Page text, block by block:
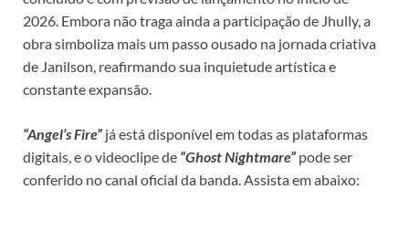
2026. Embora não traga ainda a participação de Jhully, a
obra simboliza mais um passo ousado na jornada criativa
de Janilson, reafirmando sua inquietude artística e
constante expansão.​
“Angel’s Fire” já está disponível em todas as plataformas
digitais, e o videoclipe de “Ghost Nightmare” pode ser
conferido no canal oficial da banda. Assista em abaixo: